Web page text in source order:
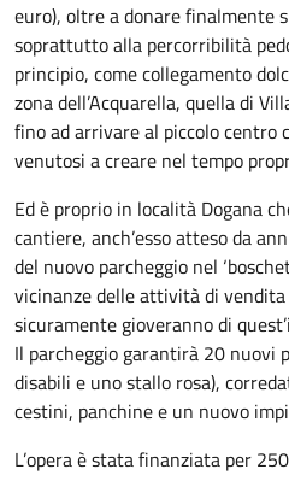
euro), oltre a donare finalmente
soprattutto alla percorribilità
principio, come collegamento
zona dell’Acquarella, quella di
fino ad arrivare al piccolo centro
venutosi a creare nel tempo
Ed è proprio in località Dogana
cantiere, anch’esso atteso da
del nuovo parcheggio nel
vicinanze delle attività di
sicuramente gioveranno di
Il parcheggio garantirà 20 nuovi
disabili e uno stallo rosa),
cestini, panchine e un nuovo
L’opera è stata finanziata per